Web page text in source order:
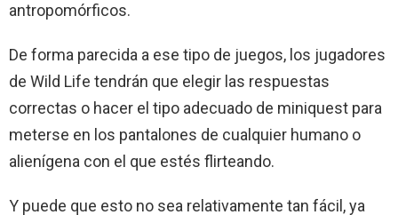
antropomórficos.
De forma parecida a ese tipo de juegos, los jugadores
de Wild Life tendrán que elegir las respuestas
correctas o hacer el tipo adecuado de miniquest para
meterse en los pantalones de cualquier humano o
alienígena con el que estés flirteando.
Y puede que esto no sea relativamente tan fácil, ya